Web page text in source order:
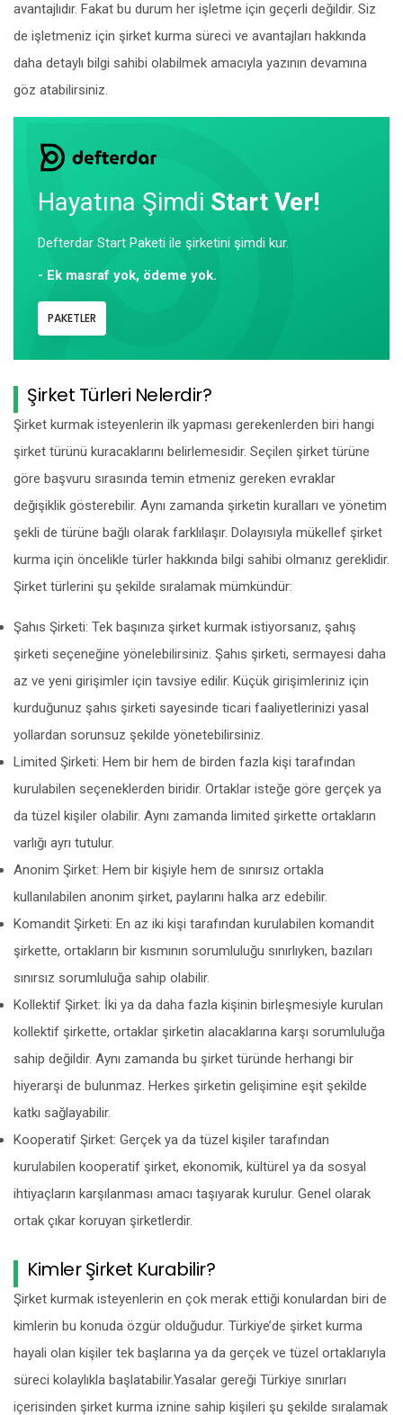
avantajlıdır. Fakat bu durum her işletme için geçerli değildir. Siz
de işletmeniz için şirket kurma süreci ve avantajları hakkında
daha detaylı bilgi sahibi olabilmek amacıyla yazının devamına
göz atabilirsiniz.
Hayatına Şimdi Start Ver!
Defterdar Start Paketi ile şirketini şimdi kur.
- Ek masraf yok, ödeme yok.
PAKETLER
Şirket Türleri Nelerdir?
Şirket kurmak isteyenlerin ilk yapması gerekenlerden biri hangi
şirket türünü kuracaklarını belirlemesidir. Seçilen şirket türüne
göre başvuru sırasında temin etmeniz gereken evraklar
değişiklik gösterebilir. Aynı zamanda şirketin kuralları ve yönetim
şekli de türüne bağlı olarak farklılaşır. Dolayısıyla mükellef şirket
kurma için öncelikle türler hakkında bilgi sahibi olmanız gereklidir.
Şirket türlerini şu şekilde sıralamak mümkündür:
Şahıs Şirketi: Tek başınıza şirket kurmak istiyorsanız, şahış
şirketi seçeneğine yönelebilirsiniz. Şahıs şirketi, sermayesi daha
az ve yeni girişimler için tavsiye edilir. Küçük girişimleriniz için
kurduğunuz şahıs şirketi sayesinde ticari faaliyetlerinizi yasal
yollardan sorunsuz şekilde yönetebilirsiniz.
Limited Şirketi: Hem bir hem de birden fazla kişi tarafından
kurulabilen seçeneklerden biridir. Ortaklar isteğe göre gerçek ya
da tüzel kişiler olabilir. Aynı zamanda limited şirkette ortakların
varlığı ayrı tutulur.
Anonim Şirket: Hem bir kişiyle hem de sınırsız ortakla
kullanılabilen anonim şirket, paylarını halka arz edebilir.
Komandit Şirketi: En az iki kişi tarafından kurulabilen komandit
şirkette, ortakların bir kısmının sorumluluğu sınırlıyken, bazıları
sınırsız sorumluluğa sahip olabilir.
Kollektif Şirket: İki ya da daha fazla kişinin birleşmesiyle kurulan
kollektif şirkette, ortaklar şirketin alacaklarına karşı sorumluluğa
sahip değildir. Aynı zamanda bu şirket türünde herhangi bir
hiyerarşi de bulunmaz. Herkes şirketin gelişimine eşit şekilde
katkı sağlayabilir.
Kooperatif Şirket: Gerçek ya da tüzel kişiler tarafından
kurulabilen kooperatif şirket, ekonomik, kültürel ya da sosyal
ihtiyaçların karşılanması amacı taşıyarak kurulur. Genel olarak
ortak çıkar koruyan şirketlerdir.
Kimler Şirket Kurabilir?
Şirket kurmak isteyenlerin en çok merak ettiği konulardan biri de
kimlerin bu konuda özgür olduğudur. Türkiye’de şirket kurma
hayali olan kişiler tek başlarına ya da gerçek ve tüzel ortaklarıyla
süreci kolaylıkla başlatabilir.Yasalar gereği Türkiye sınırları
içerisinden şirket kurma iznine sahip kişileri şu şekilde sıralamak